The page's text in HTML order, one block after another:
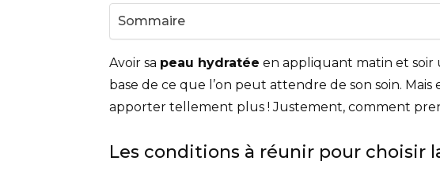
Sommaire
Avoir sa peau hydratée en appliquant matin et soir
base de ce que l’on peut attendre de son soin.
apporter tellement plus ! Justement, comment
Les conditions à réunir pour choisir